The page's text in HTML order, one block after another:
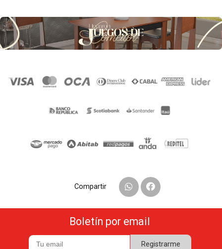
Compartir
Boletín por email
Registrarme